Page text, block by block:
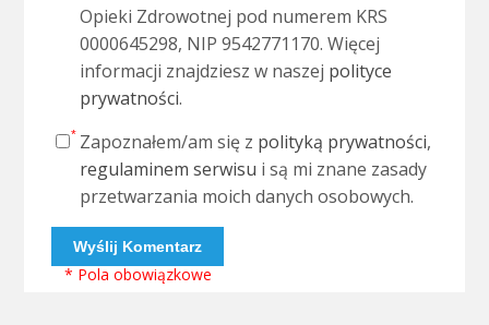
Opieki Zdrowotnej pod numerem KRS
0000645298, NIP 9542771170. Więcej
informacji znajdziesz w naszej polityce
prywatności.
Zapoznałem/am się z polityką prywatności,
regulaminem serwisu i są mi znane zasady
przetwarzania moich danych osobowych.